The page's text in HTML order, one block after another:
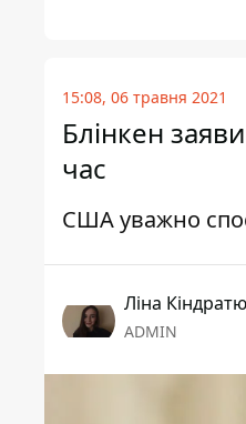
15:08, 06 травня 2021
Блінкен
час
США уважно
Ліна
ADMIN